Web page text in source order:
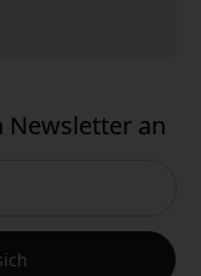
Newsletter an